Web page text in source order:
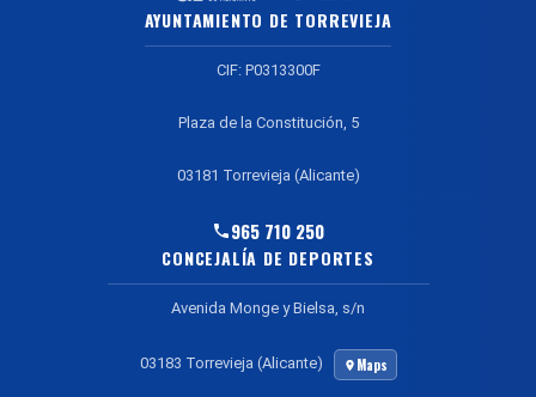
AYUNTAMIENTO DE TORREVIEJA
CIF: P0313300F
Plaza de la Constitución, 5
03181 Torrevieja (Alicante)
965 710 250
CONCEJALÍA DE DEPORTES
Avenida Monge y Bielsa, s/n
03183 Torrevieja (Alicante) Maps